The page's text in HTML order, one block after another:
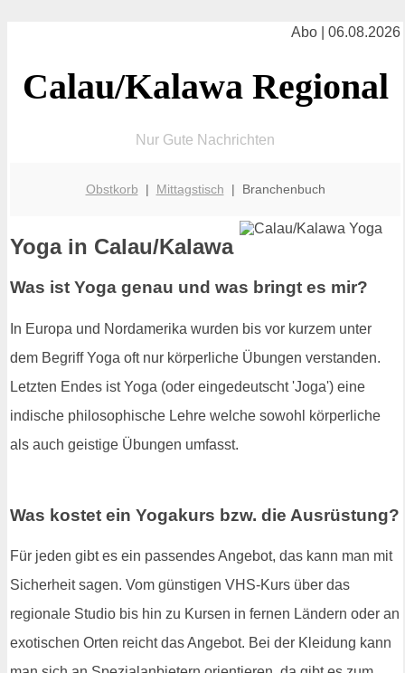
Abo | 06.08.2026
Calau/Kalawa Regional
Nur Gute Nachrichten
Obstkorb | Mittagstisch | Branchenbuch
Yoga in Calau/Kalawa
Was ist Yoga genau und was bringt es mir?
In Europa und Nordamerika wurden bis vor kurzem unter
dem Begriff Yoga oft nur körperliche Übungen verstanden.
Letzten Endes ist Yoga (oder eingedeutscht 'Joga') eine
indische philosophische Lehre welche sowohl körperliche
als auch geistige Übungen umfasst.
Was kostet ein Yogakurs bzw. die Ausrüstung?
Für jeden gibt es ein passendes Angebot, das kann man mit
Sicherheit sagen. Vom günstigen VHS-Kurs über das
regionale Studio bis hin zu Kursen in fernen Ländern oder an
exotischen Orten reicht das Angebot. Bei der Kleidung kann